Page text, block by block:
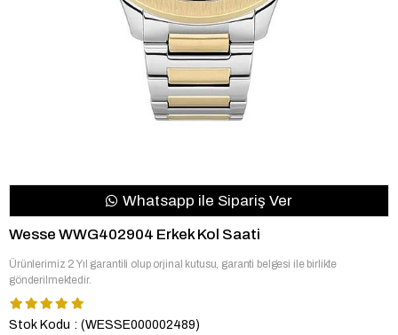
Whatsapp ile Sipariş Ver
Wesse WWG402904 Erkek Kol Saati
Ürünlerimiz 2 Yıl garantili olup orjinal kutusu, garanti belgesi ile birlikte
gönderilmektedir.
Stok Kodu (WESSE000002489)